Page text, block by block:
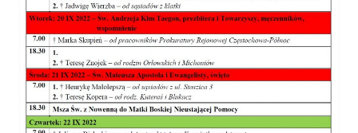
Duszpasterze
Nasz patron
Kościół Rektoracki
Vademecum